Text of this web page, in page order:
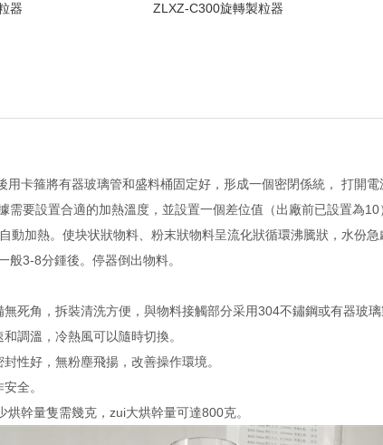
器 ZLXZ-C300旋轉製粒器
卡箍將有器玻璃管和盛料桶固定好，形成一個密閉係統， 打開
需要設置合適的加熱溫度，並設置一個差位值（出廠前已設置為
加熱。使块状狀物料、粉末狀物料呈流化狀循環沸騰狀，水份
般3-8分鍾後。停器倒出物料。
角，拆裝清洗方便，與物料接觸部分采用304不鏽鋼或有器玻璃
溫，冷熱風可以隨時切換。
好，無粉塵飛揚，改善操作環境。
全。
幹量隻需幾克，zui大烘幹量可達800克。